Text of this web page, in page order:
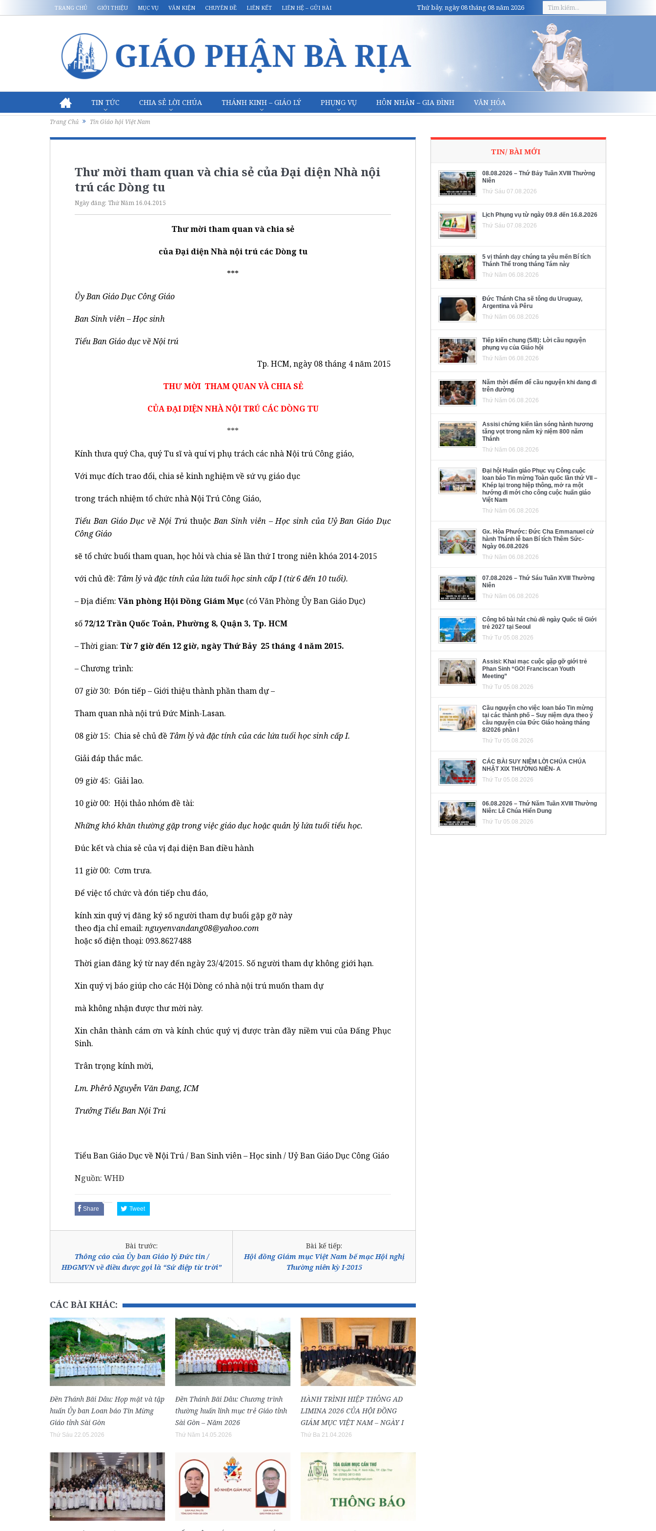
TRANG CHỦ GIỚI THIỆU MỤC VỤ VĂN KIỆN CHUYÊN ĐỀ LIÊN KẾT LIÊN HỆ – GỬI BÀI Thứ bảy, ngày 08 tháng 08 năm 2026
TIN TỨC CHIA SẺ LỜI CHÚA THÁNH KINH – GIÁO LÝ PHỤNG VỤ HÔN NHÂN – GIA ĐÌNH VĂN HÓA
Trang Chủ Tin Giáo hội Việt Nam
Thư mời tham quan và chia sẻ của Đại diện Nhà nội
trú các Dòng tu
Ngày đăng: Thứ Năm 16.04.2015
Thư mời tham quan và chia sẻ
của Đại diện Nhà nội trú các Dòng tu
***
Ủy Ban Giáo Dục Công Giáo
Ban Sinh viên – Học sinh
Tiểu Ban Giáo dục về Nội trú
Tp. HCM, ngày 08 tháng 4 năm 2015
THƯ MỜI THAM QUAN VÀ CHIA SẺ
CỦA ĐẠI DIỆN NHÀ NỘI TRÚ CÁC DÒNG TU
***
Kính thưa quý Cha, quý Tu sĩ và quí vị phụ trách các nhà Nội trú Công giáo,
Với mục đích trao đổi, chia sẻ kinh nghiệm về sứ vụ giáo dục
trong trách nhiệm tổ chức nhà Nội Trú Công Giáo,
Tiểu Ban Giáo Dục về Nội TrúthuộcBan Sinh viên – Học sinh của Uỷ Ban Giáo Dục
Công Giáo
sẽ tổ chức buổi tham quan, học hỏi và chia sẻ lần thứ I trong niên khóa 2014-2015
với chủ đề: Tâm lý và đặc tính của lứa tuổi học sinh cấp I (từ 6 đến 10 tuổi).
– Địa điểm: Văn phòng Hội Đồng Giám Mục (có Văn Phòng Ủy Ban Giáo Dục)
số 72/12 Trần Quốc Toản, Phường 8, Quận 3, Tp. HCM
– Thời gian: Từ 7 giờ đến 12 giờ, ngày Thứ Bảy 25 tháng 4 năm 2015.
– Chương trình:
07 giờ 30: Đón tiếp – Giới thiệu thành phần tham dự –
Tham quan nhà nội trú Đức Minh-Lasan.
08 giờ 15: Chia sẻ chủ đề Tâm lý và đặc tính của các lứa tuổi học sinh cấp I.
Giải đáp thắc mắc.
09 giờ 45: Giải lao.
10 giờ 00: Hội thảo nhóm đề tài:
Những khó khăn thường gặp trong việc giáo dục hoặc quản lý lứa tuổi tiểu học.
Đúc kết và chia sẻ của vị đại diện Ban điều hành
11 giờ 00: Cơm trưa.
Để việc tổ chức và đón tiếp chu đáo,
kính xin quý vị đăng ký số người tham dự buổi gặp gỡ này
theo địa chỉ email: nguyenvandang08@yahoo.com
hoặc số điện thoại: 093.8627488
Thời gian đăng ký từ nay đến ngày 23/4/2015. Số người tham dự không giới hạn.
Xin quý vị báo giúp cho các Hội Dòng có nhà nội trú muốn tham dự
mà không nhận được thư mời này.
Xin chân thành cám ơn và kính chúc quý vị được tràn đầy niềm vui của Đấng Phục
Sinh.
Trân trọng kính mời,
Lm. Phêrô Nguyễn Văn Đang,ICM
Trưởng Tiểu Ban Nội Trú
Tiểu Ban Giáo Dục về Nội Trú / Ban Sinh viên – Học sinh / Uỷ Ban Giáo Dục Công Giáo
Nguồn: WHĐ
Share Tweet
Bài trước:
Thông cáo của Ủy ban Giáo lý Đức tin /
HĐGMVN về điều được gọi là “Sứ điệp từ trời”
Bài kế tiếp:
Hội đồng Giám mục Việt Nam bế mạc Hội nghị
Thường niên kỳ I-2015
CÁC BÀI KHÁC:
Đền Thánh Bãi Dâu: Họp mặt và tập
huấn Ủy ban Loan báo Tin Mừng
Giáo tỉnh Sài Gòn
Thứ Sáu 22.05.2026
Đền Thánh Bãi Dâu: Chương trình
thường huấn linh mục trẻ Giáo tỉnh
Sài Gòn – Năm 2026
Thứ Năm 14.05.2026
HÀNH TRÌNH HIỆP THÔNG AD
LIMINA 2026 CỦA HỘI ĐỒNG
GIÁM MỤC VIỆT NAM – NGÀY I
Thứ Ba 21.04.2026
TIN/ BÀI MỚI
08.08.2026 – Thứ Bảy Tuần XVIII Thường
Niên
Thứ Sáu 07.08.2026
Lịch Phụng vụ từ ngày 09.8 đến 16.8.2026
Thứ Sáu 07.08.2026
5 vị thánh dạy chúng ta yêu mến Bí tích
Thánh Thể trong tháng Tám này
Thứ Năm 06.08.2026
Đức Thánh Cha sẽ tông du Uruguay,
Argentina và Pêru
Thứ Năm 06.08.2026
Tiếp kiến chung (5/8): Lời cầu nguyện
phụng vụ của Giáo hội
Thứ Năm 06.08.2026
Năm thời điểm để cầu nguyện khi đang đi
trên đường
Thứ Năm 06.08.2026
Assisi chứng kiến làn sóng hành hương
tăng vọt trong năm kỷ niệm 800 năm
Thánh
Thứ Năm 06.08.2026
Đại hội Huấn giáo Phục vụ Công cuộc
loan báo Tin mừng Toàn quốc lần thứ VII –
Khép lại trong hiệp thông, mở ra một
hướng đi mới cho công cuộc huấn giáo
Việt Nam
Thứ Năm 06.08.2026
Gx. Hòa Phước: Đức Cha Emmanuel cử
hành Thánh lễ ban Bí tích Thêm Sức-
Ngày 06.08.2026
Thứ Năm 06.08.2026
07.08.2026 – Thứ Sáu Tuần XVIII Thường
Niên
Thứ Năm 06.08.2026
Công bố bài hát chủ đề ngày Quốc tế Giới
trẻ 2027 tại Seoul
Thứ Tư 05.08.2026
Assisi: Khai mạc cuộc gặp gỡ giới trẻ
Phan Sinh “GO! Franciscan Youth
Meeting”
Thứ Tư 05.08.2026
Cầu nguyện cho việc loan báo Tin mừng
tại các thành phố – Suy niệm dựa theo ý
cầu nguyện của Đức Giáo hoàng tháng
8/2026 phần I
Thứ Tư 05.08.2026
CÁC BÀI SUY NIỆM LỜI CHÚA CHÚA
NHẬT XIX THƯỜNG NIÊN- A
Thứ Tư 05.08.2026
06.08.2026 – Thứ Năm Tuần XVIII Thường
Niên: Lễ Chúa Hiển Dung
Thứ Tư 05.08.2026